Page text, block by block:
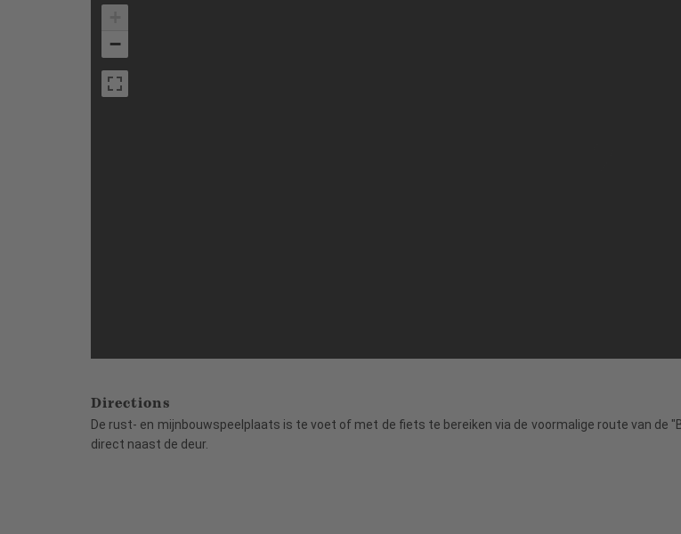
−
Directions
De rust- en mijnbouwspeelplaats is te voet of met de fiets te bereiken via de voormalige route van de
direct naast de deur.